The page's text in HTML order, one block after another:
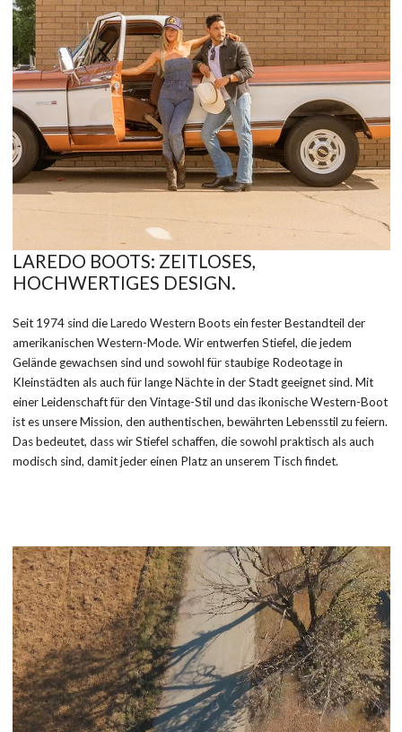
LAREDO BOOTS: ZEITLOSES,
HOCHWERTIGES DESIGN.
Seit 1974 sind die Laredo Western Boots ein fester Bestandteil der
amerikanischen Western-Mode. Wir entwerfen Stiefel, die jedem
Gelände gewachsen sind und sowohl für staubige Rodeotage in
Kleinstädten als auch für lange Nächte in der Stadt geeignet sind. Mit
einer Leidenschaft für den Vintage-Stil und das ikonische Western-Boot
ist es unsere Mission, den authentischen, bewährten Lebensstil zu feiern.
Das bedeutet, dass wir Stiefel schaffen, die sowohl praktisch als auch
modisch sind, damit jeder einen Platz an unserem Tisch findet.